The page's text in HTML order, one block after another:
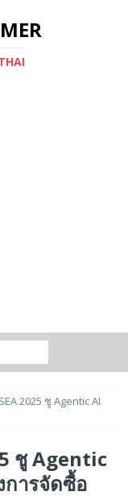
2025 ชู Agentic AI
ชู Agentic
ารจัดซื้อ